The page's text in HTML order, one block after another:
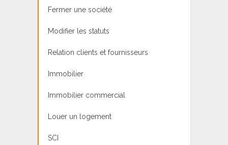
Fermer une société
Modifier les statuts
Relation clients et fournisseurs
Immobilier
Immobilier commercial
Louer un logement
SCI